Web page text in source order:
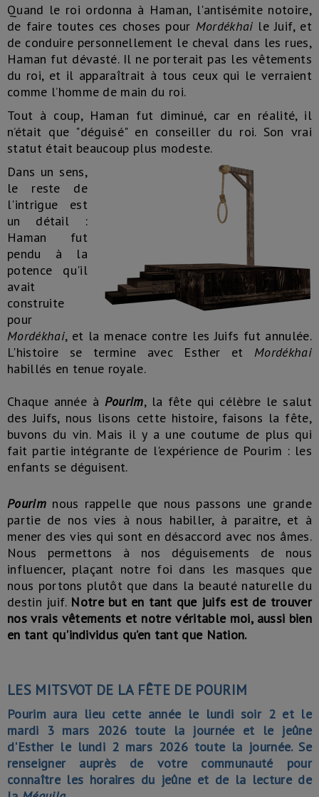
Quand le roi ordonna à Haman, l'antisémite notoire,
de faire toutes ces choses pour Mordékhai le Juif, et
de conduire personnellement le cheval dans les rues,
Haman fut dévasté. Il ne porterait pas les vêtements
du roi, et il apparaîtrait à tous ceux qui le verraient
comme l’homme de main du roi.
Tout à coup, Haman fut diminué, car en réalité, il
n’était que "déguisé" en conseiller du roi. Son vrai
statut était beaucoup plus modeste.
Dans un sens,
le reste de
l'intrigue est
un détail :
Haman fut
pendu à la
potence qu'il
avait
construite
pour
Mordékhai, et la menace contre les Juifs fut annulée.
L'histoire se termine avec Esther et Mordékhai
habillés en tenue royale.
Chaque année à Pourim, la fête qui célèbre le salut
des Juifs, nous lisons cette histoire, faisons la fête,
buvons du vin. Mais il y a une coutume de plus qui
fait partie intégrante de l'expérience de Pourim : les
enfants se déguisent.
Pourim nous rappelle que nous passons une grande
partie de nos vies à nous habiller, à paraitre, et à
mener des vies qui sont en désaccord avec nos âmes.
Nous permettons à nos déguisements de nous
influencer, plaçant notre foi dans les masques que
nous portons plutôt que dans la beauté naturelle du
destin juif. Notre but en tant que juifs est de trouver
nos vrais vêtements et notre véritable moi, aussi bien
en tant qu'individus qu’en tant que Nation.
LES MITSVOT DE LA FÊTE DE POURIM
Pourim aura lieu cette année le lundi soir 2 et le
mardi 3 mars 2026 toute la journée et le jeûne
d'Esther le lundi 2 mars 2026 toute la journée. Se
renseigner auprès de votre communauté pour
connaître les horaires du jeûne et de la lecture de